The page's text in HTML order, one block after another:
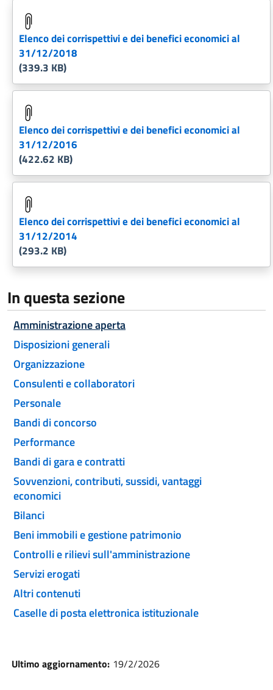
Elenco dei corrispettivi e dei benefici economici al
31/12/2018
(339.3 KB)
Elenco dei corrispettivi e dei benefici economici al
31/12/2016
(422.62 KB)
Elenco dei corrispettivi e dei benefici economici al
31/12/2014
(293.2 KB)
In questa sezione
Amministrazione aperta
Disposizioni generali
Organizzazione
Consulenti e collaboratori
Personale
Bandi di concorso
Performance
Bandi di gara e contratti
Sovvenzioni, contributi, sussidi, vantaggi
economici
Bilanci
Beni immobili e gestione patrimonio
Controlli e rilievi sull'amministrazione
Servizi erogati
Altri contenuti
Caselle di posta elettronica istituzionale
Ultimo aggiornamento: 19/2/2026